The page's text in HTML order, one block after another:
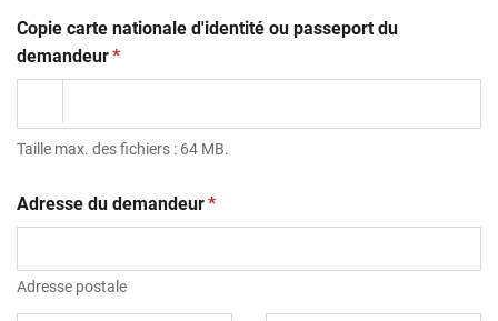
Copie carte nationale d'identité ou passeport du
demandeur(obligatoire)
*
Taille max. des fichiers : 64 MB.
Adresse du demandeur(obligatoire)
*
Adresse postale